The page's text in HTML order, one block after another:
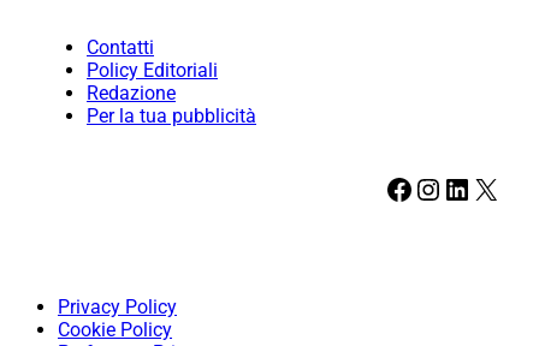
Contatti
Policy Editoriali
Redazione
Per la tua pubblicità
Facebook Instagram LinkedIn X
Privacy Policy
Cookie Policy